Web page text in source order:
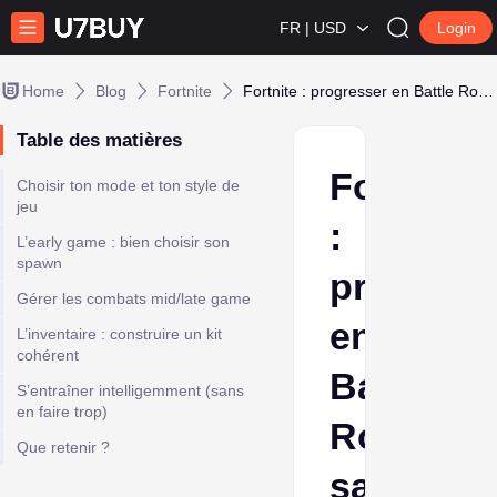
FR | USD Login
Home Blog Fortnite
Table des matières
Choisir ton mode et ton style de
jeu
L’early game : bien choisir son
spawn
Gérer les combats mid/late game
L’inventaire : construire un kit
cohérent
S’entraîner intelligemment (sans
en faire trop)
Que retenir ?
Fortnite
:
en
Battle
Royale
sans